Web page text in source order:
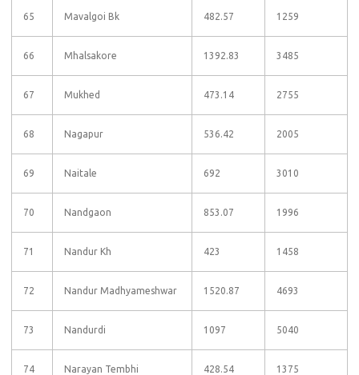
65 Mavalgoi Bk 482.57 1259
66 Mhalsakore 1392.83 3485
67 Mukhed 473.14 2755
68 Nagapur 536.42 2005
69 Naitale 692 3010
70 Nandgaon 853.07 1996
71 Nandur Kh 423 1458
72 Nandur Madhyameshwar 1520.87 4693
73 Nandurdi 1097 5040
74 Narayan Tembhi 428.54 1375